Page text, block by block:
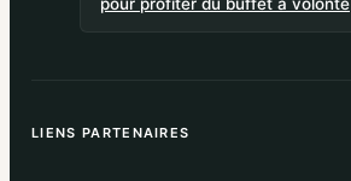
LIENS PARTENAIRES